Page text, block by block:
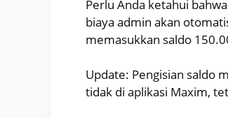
Perlu Anda ketahui
biaya admin akan
memasukkan saldo
Update: Pengisian saldo
tidak di aplikasi Maxim,